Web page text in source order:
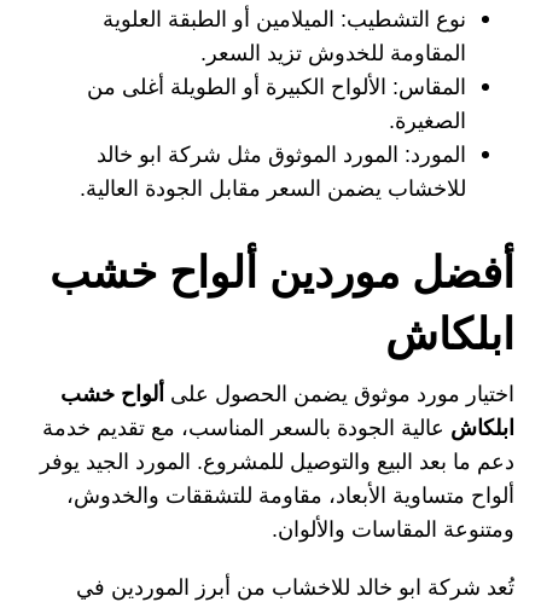
نوع التشطيب: الميلامين أو الطبقة العلوية
المقاومة للخدوش تزيد السعر.
المقاس: الألواح الكبيرة أو الطويلة أغلى من
الصغيرة.
المورد: المورد الموثوق مثل شركة ابو خالد
للاخشاب يضمن السعر مقابل الجودة العالية.
أفضل موردين ألواح خشب
ابلكاش
اختيار مورد موثوق يضمن الحصول على ألواح خشب
ابلكاش عالية الجودة بالسعر المناسب، مع تقديم خدمة
دعم ما بعد البيع والتوصيل للمشروع. المورد الجيد يوفر
ألواح متساوية الأبعاد، مقاومة للتشققات والخدوش،
ومتنوعة المقاسات والألوان.
تُعد شركة ابو خالد للاخشاب من أبرز الموردين في